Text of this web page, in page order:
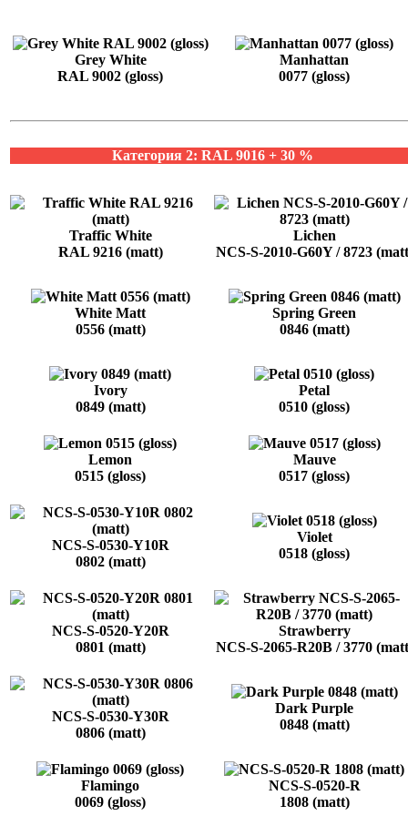
Grey White
RAL 9002 (gloss)
Manhattan
0077 (gloss)
Категория 2: RAL 9016 + 30 %
Traffic White
RAL 9216 (matt)
Lichen
NCS-S-2010-G60Y / 8723
White Matt
0556 (matt)
Spring Green
0846 (matt)
Ivory
0849 (matt)
Petal
0510 (gloss)
Lemon
0515 (gloss)
Mauve
0517 (gloss)
NCS-S-0530-Y10R
0802 (matt)
Violet
0518 (gloss)
NCS-S-0520-Y20R
0801 (matt)
Strawberry
NCS-S-2065-R20B / 3770
NCS-S-0530-Y30R
0806 (matt)
Dark Purple
0848 (matt)
Flamingo
0069 (gloss)
NCS-S-0520-R
1808 (matt)